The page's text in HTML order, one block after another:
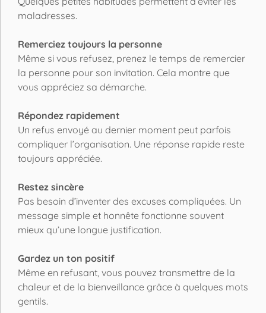
maladresses.
Remerciez toujours la personne
Même si vous refusez, prenez le temps de remercier
la personne pour son invitation. Cela montre que
vous appréciez sa démarche.
Répondez rapidement
Un refus envoyé au dernier moment peut parfois
compliquer l’organisation. Une réponse rapide reste
toujours appréciée.
Restez sincère
Pas besoin d’inventer des excuses compliquées. Un
message simple et honnête fonctionne souvent
mieux qu’une longue justification.
Gardez un ton positif
Même en refusant, vous pouvez transmettre de la
chaleur et de la bienveillance grâce à quelques mots
gentils.